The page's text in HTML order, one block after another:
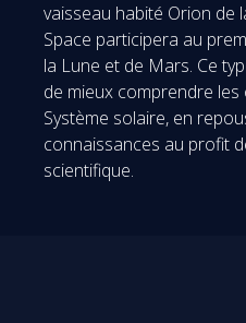
vaisseau habité Orion de
Space participera au
la Lune et de Mars. Ce
de mieux comprendre
Système solaire, en
connaissances au profit
scientifique.